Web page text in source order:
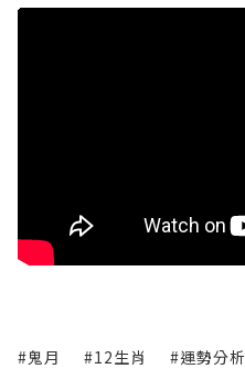
#鬼月 #12生肖 #運勢分析